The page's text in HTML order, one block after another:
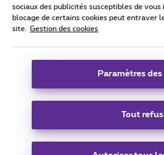
Tous droits réservés. © 2026 Proximus
Conditions générales, info
Coordonnées de l’entreprise
Boulevard du Roi Albert II 27 - B-
Carrier & Wholesale Solutions
sociaux des publicités susceptibles de
blocage de certains cookies peut entraver
site.
Gestion des cookies
Paramètres
Tout